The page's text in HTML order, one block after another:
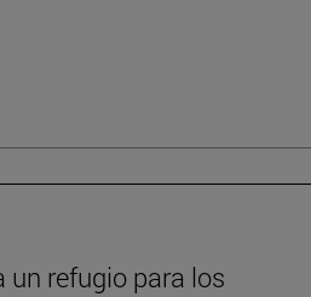
un refugio para los